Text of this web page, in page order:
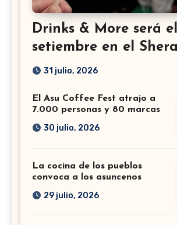
Drinks & More será
setiembre en el
31 julio, 2026
El Asu Coffee Fest atrajo a
7.000 personas y 80 marcas
30 julio, 2026
La cocina de los pueblos
convoca a los asuncenos
29 julio, 2026